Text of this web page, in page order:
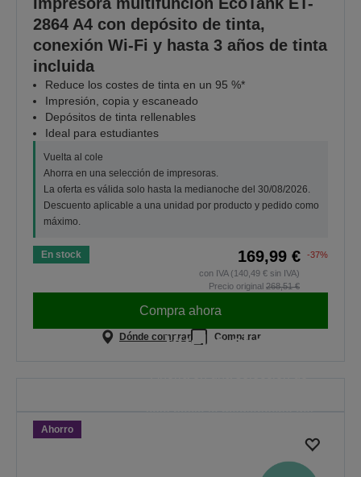
Impresora multifunción EcoTank ET-
2864 A4 con depósito de tinta,
conexión Wi-Fi y hasta 3 años de tinta
incluida
Reduce los costes de tinta en un 95 %*
Impresión, copia y escaneado
Depósitos de tinta rellenables
Ideal para estudiantes
Vuelta al cole
Ahorra en una selección de impresoras.
La oferta es válida solo hasta la medianoche del 30/08/2026.
Descuento aplicable a una unidad por producto y pedido como
máximo.
En stock 169,99 €
-37%
con IVA (140,49 € sin IVA)
Precio original 268,51 €
Compra ahora
Dónde comprar Comparar
Vuelta al cole
Ahorro